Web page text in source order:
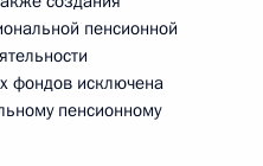
пенсионной
фондов исключена
пенсионному